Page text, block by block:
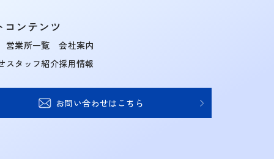
コンテンツ
営業所一覧
スタッフ紹介
会社案内
採用情報
お問い合わせはこちら